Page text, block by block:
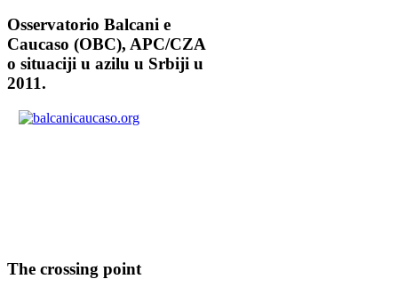
Osservatorio Balcani e
Caucaso (OBC), APC/CZA
o situaciji u azilu u Srbiji u
2011.
The crossing point